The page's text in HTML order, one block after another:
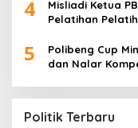
4
Misliadi Ketua
Pelatihan
5
Polibeng Cup
dan Nalar
Politik Terbaru